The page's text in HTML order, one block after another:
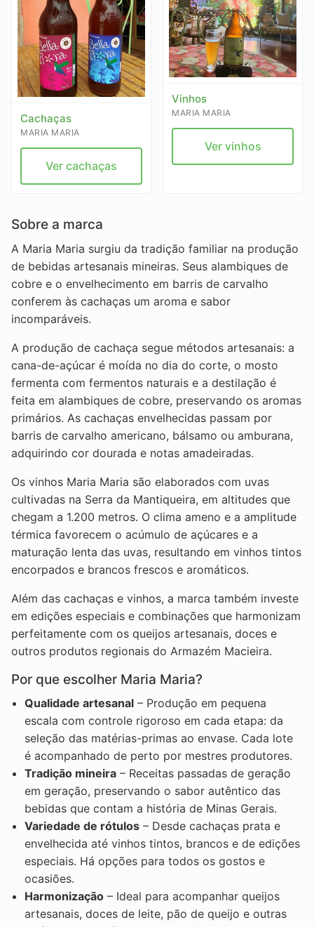
Cachaças
MARIA MARIA
Ver cachaças
Vinhos
MARIA MARIA
Ver vinhos
Sobre a marca
A Maria Maria surgiu da tradição familiar na produção
de bebidas artesanais mineiras. Seus alambiques de
cobre e o envelhecimento em barris de carvalho
conferem às cachaças um aroma e sabor
incomparáveis.
A produção de cachaça segue métodos artesanais: a
cana-de-açúcar é moída no dia do corte, o mosto
fermenta com fermentos naturais e a destilação é
feita em alambiques de cobre, preservando os aromas
primários. As cachaças envelhecidas passam por
barris de carvalho americano, bálsamo ou amburana,
adquirindo cor dourada e notas amadeiradas.
Os vinhos Maria Maria são elaborados com uvas
cultivadas na Serra da Mantiqueira, em altitudes que
chegam a 1.200 metros. O clima ameno e a amplitude
térmica favorecem o acúmulo de açúcares e a
maturação lenta das uvas, resultando em vinhos tintos
encorpados e brancos frescos e aromáticos.
Além das cachaças e vinhos, a marca também investe
em edições especiais e combinações que harmonizam
perfeitamente com os queijos artesanais, doces e
outros produtos regionais do Armazém Macieira.
Por que escolher Maria Maria?
Qualidade artesanal – Produção em pequena
escala com controle rigoroso em cada etapa: da
seleção das matérias-primas ao envase. Cada lote
é acompanhado de perto por mestres produtores.
Tradição mineira – Receitas passadas de geração
em geração, preservando o sabor autêntico das
bebidas que contam a história de Minas Gerais.
Variedade de rótulos – Desde cachaças prata e
envelhecida até vinhos tintos, brancos e de edições
especiais. Há opções para todos os gostos e
ocasiões.
Harmonização – Ideal para acompanhar queijos
artesanais, doces de leite, pão de queijo e outras